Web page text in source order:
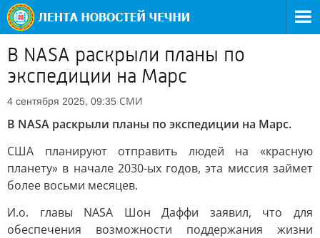
В NASA раскрыли планы по
экспедиции на Марс
4 сентября 2025, 09:35 СМИ
В NASA раскрыли планы по экспедиции на Марс.
США планируют отправить людей на «красную
планету» в начале 2030-ых годов, эта миссия займет
более восьми месяцев.
И.о. главы NASA Шон Даффи заявил, что для
обеспечения возможности поддержания жизни